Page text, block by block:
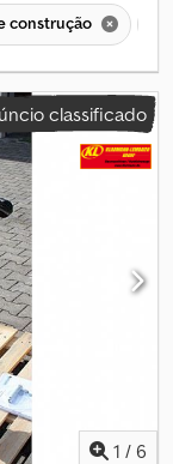
construção
classificado
1 / 6